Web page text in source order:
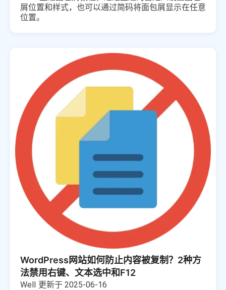
屑位置和样式，也可以通过简码将面包屑显示在任意
位置。
WordPress网站如何防止内容被复制？2种方
法禁用右键、文本选中和F12
Well 更新于 2025-06-16